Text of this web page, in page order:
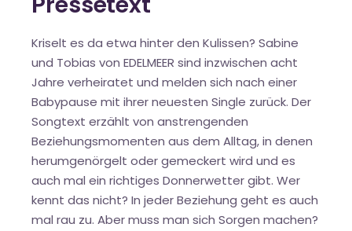
Kriselt es da etwa hinter den Kulissen? Sabine
und Tobias von EDELMEER sind inzwischen acht
Jahre verheiratet und melden sich nach einer
Babypause mit ihrer neuesten Single zurück. Der
Songtext erzählt von anstrengenden
Beziehungsmomenten aus dem Alltag, in denen
herumgenörgelt oder gemeckert wird und es
auch mal ein richtiges Donnerwetter gibt. Wer
kennt das nicht? In jeder Beziehung geht es auch
mal rau zu. Aber muss man sich Sorgen machen?